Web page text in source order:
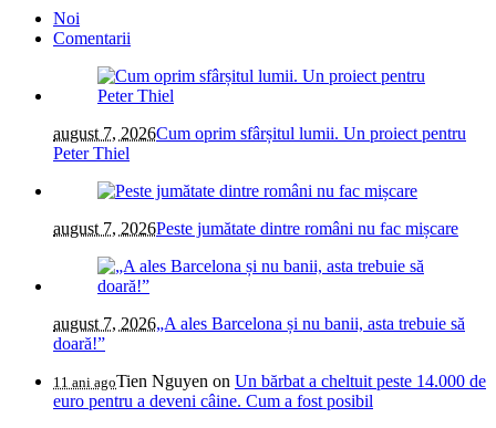
Noi
Comentarii
august 7, 2026Cum oprim sfârșitul lumii. Un proiect pentru
Peter Thiel
august 7, 2026Peste jumătate dintre români nu fac mișcare
august 7, 2026„A ales Barcelona și nu banii, asta trebuie să
doară!”
11 ani agoTien Nguyen on Un bărbat a cheltuit peste 14.000 de
euro pentru a deveni câine. Cum a fost posibil